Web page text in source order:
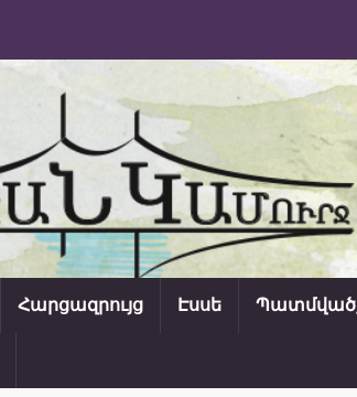
Հարցազրույց Էսսե